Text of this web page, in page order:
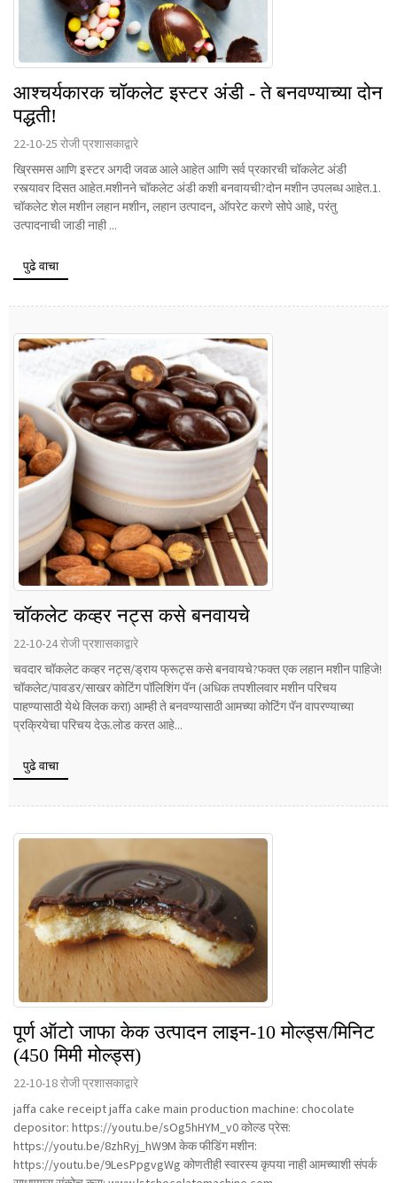
आश्चर्यकारक चॉकलेट इस्टर अंडी - ते बनवण्याच्या दोन
पद्धती!
22-10-25 रोजी प्रशासकाद्वारे
ख्रिसमस आणि इस्टर अगदी जवळ आले आहेत आणि सर्व प्रकारची चॉकलेट अंडी
रस्त्यावर दिसत आहेत.मशीनने चॉकलेट अंडी कशी बनवायची?दोन मशीन उपलब्ध आहेत.1.
चॉकलेट शेल मशीन लहान मशीन, लहान उत्पादन, ऑपरेट करणे सोपे आहे, परंतु
उत्पादनाची जाडी नाही ...
पुढे वाचा
चॉकलेट कव्हर नट्स कसे बनवायचे
22-10-24 रोजी प्रशासकाद्वारे
चवदार चॉकलेट कव्हर नट्स/ड्राय फ्रूट्स कसे बनवायचे?फक्त एक लहान मशीन पाहिजे!
चॉकलेट/पावडर/साखर कोटिंग पॉलिशिंग पॅन (अधिक तपशीलवार मशीन परिचय
पाहण्यासाठी येथे क्लिक करा) आम्ही ते बनवण्यासाठी आमच्या कोटिंग पॅन वापरण्याच्या
प्रक्रियेचा परिचय देऊ.लोड करत आहे...
पुढे वाचा
पूर्ण ऑटो जाफा केक उत्पादन लाइन-10 मोल्ड्स/मिनिट
(450 मिमी मोल्ड्स)
22-10-18 रोजी प्रशासकाद्वारे
jaffa cake receipt jaffa cake main production machine: chocolate
depositor: https://youtu.be/sOg5hHYM_v0 कोल्ड प्रेस: ​​
https://youtu.be/8zhRyj_hW9M केक फीडिंग मशीन:
https://youtu.be/9LesPpgvgWg कोणतीही स्वारस्य कृपया नाही आमच्याशी संपर्क